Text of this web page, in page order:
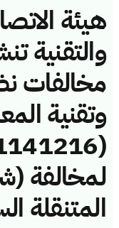
هيئة
والتقنية
مخالفات
وتقنية
لمخالفة
المتنقلة